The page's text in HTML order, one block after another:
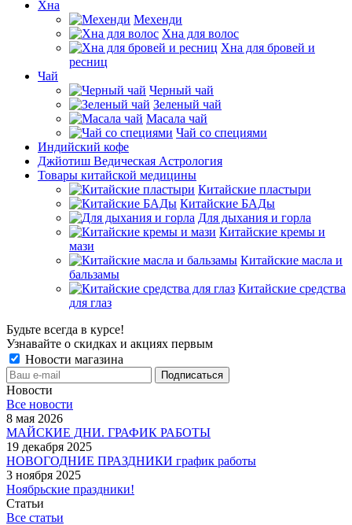
Хна
Мехенди
Хна для волос
Хна для бровей и
ресниц
Чай
Черный чай
Зеленый чай
Масала чай
Чай со специями
Индийский кофе
Джйотиш Ведическая Астрология
Товары китайской медицины
Китайские пластыри
Китайские БАДы
Для дыхания и горла
Китайские кремы и
мази
Китайские масла и
бальзамы
Китайские средства
для глаз
Будьте всегда в курсе!
Узнавайте о скидках и акциях первым
Новости магазина
Новости
Все новости
8 мая 2026
МАЙСКИЕ ДНИ. ГРАФИК РАБОТЫ
19 декабря 2025
НОВОГОДНИЕ ПРАЗДНИКИ график работы
3 ноября 2025
Ноябрьские праздники!
Статьи
Все статьи